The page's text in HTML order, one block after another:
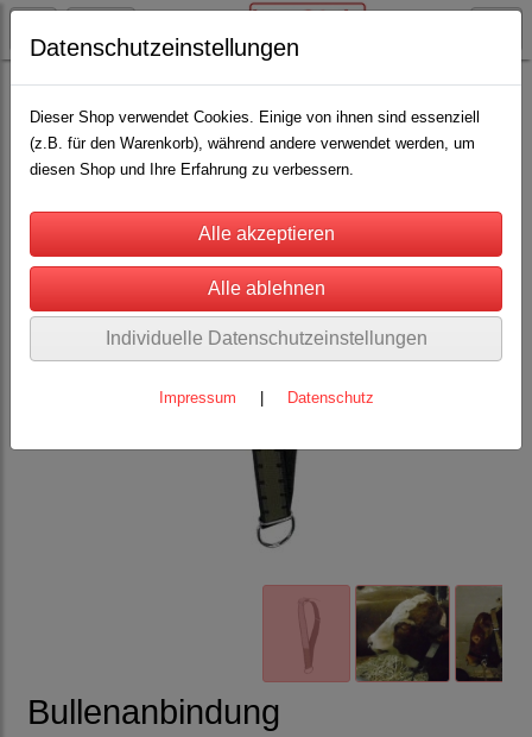
Rinderhaltung Anbindungen / Halsgurte(21)
Bullenanbindung
Datenschutzeinstellungen
Dieser Shop verwendet Cookies. Einige von ihnen sind essenziell
(z.B. für den Warenkorb), während andere verwendet werden, um
diesen Shop und Ihre Erfahrung zu verbessern.
Individuelle Datenschutzeinstellungen
Impressum Datenschutz